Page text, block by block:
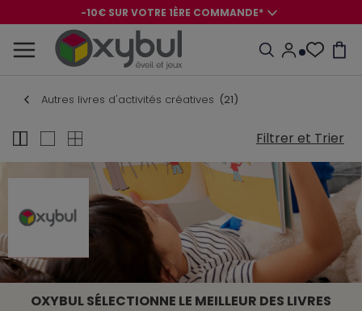
-10€ SUR VOTRE 1ÈRE COMMANDE*
-8€ POUR SON ANNIVERSAIRE AVEC OK+*
-10€ SUR VOTRE 1ÈRE COMMANDE*
OXYBUL SÉLECTIONNE LE MEILLEUR DES LIVRES
Autres livres d'activités créatives (21)
Filtrer et Trier